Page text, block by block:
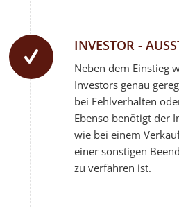
INVESTOR -
Neben dem Einstieg
Investors genau
bei Fehlverhalten
Ebenso benötigt der
wie bei einem
einer sonstigen
zu verfahren ist.